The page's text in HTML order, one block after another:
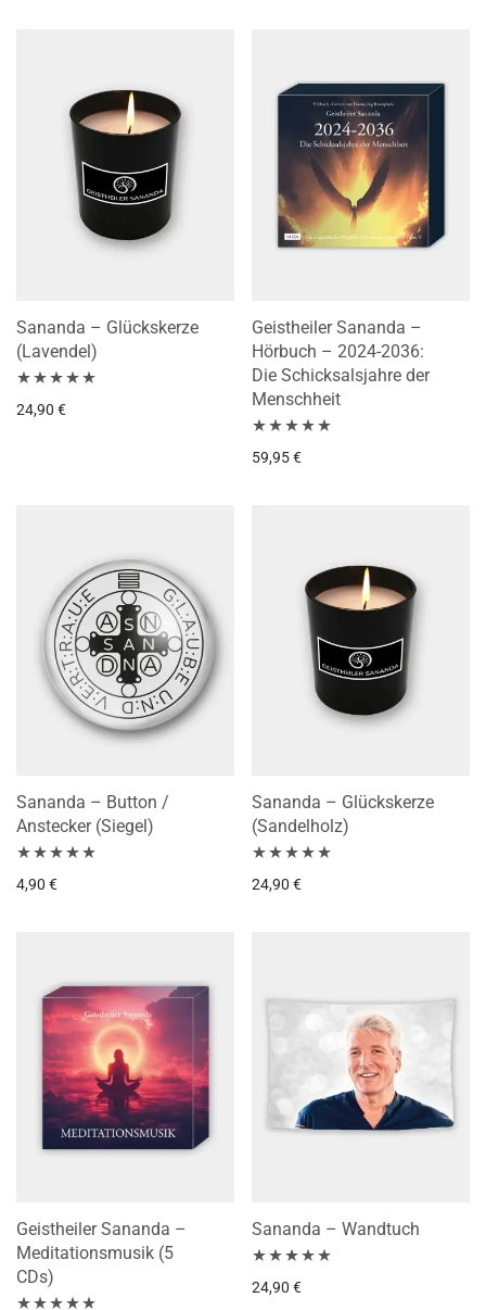
Sananda – Glückskerze
(Lavendel)
Bewertet mit
24,90 €
Geistheiler Sananda –
Hörbuch – 2024-2036:
Die Schicksalsjahre der
Menschheit
Bewertet mit
59,95€
Sananda – Button /
Anstecker (Siegel)
Bewertet mit
4,90 €
Sananda – Glückskerze
(Sandelholz)
Bewertet mit
24,90 €
Geistheiler Sananda –
Meditationsmusik (5
CDs)
Sananda – Wandtuch
Bewertet mit
24,90 €